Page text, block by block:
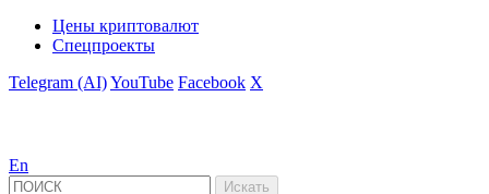
Цены криптовалют
Спецпроекты
Telegram (AI)YouTube Facebook X
En